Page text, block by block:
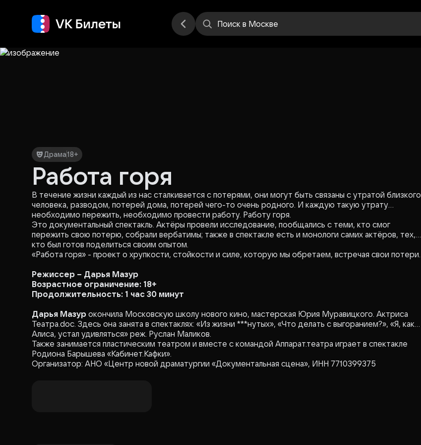
Поиск в Москве
Драма18+
Работа горя
В течение жизни каждый из нас сталкивается с потерями, они могут быть связаны с утратой близкого
человека, разводом, потерей дома, потерей чего-то очень родного. И каждую такую утрату
необходимо пережить, необходимо провести работу. Работу горя.
Это документальный спектакль. Актёры провели исследование, пообщались с теми, кто смог
пережить свою потерю, собрали вербатимы; также в спектакле есть и монологи самих актёров, тех,
кто был готов поделиться своим опытом.
«Работа горя» - проект о хрупкости, стойкости и силе, которую мы обретаем, встречая свои потери.
Режиссер – Дарья Мазур
Возрастное ограничение: 18+
Продолжительность: 1 час 30 минут
Дарья Мазур окончила Московскую школу нового кино, мастерская Юрия Муравицкого. Актриса
Театра.doc. Здесь она занята в спектаклях: «Из жизни ***нутых», «Что делать с выгоранием?», «Я, как
Алиса, устал удивляться» реж. Руслан Маликов.
Также занимается пластическим театром и вместе с командой Аппарат.театра играет в спектакле
Родиона Барышева «Кабинет.Кафки».
Организатор: АНО «Центр новой драматургии «Документальная сцена», ИНН 7710399375